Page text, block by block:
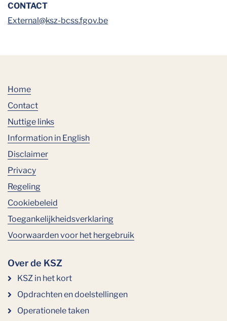
CONTACT
External@ksz-bcss.fgov.be
Home
Contact
Nuttige links
Information in English
Disclaimer
Privacy
Regeling
Cookiebeleid
Toegankelijkheidsverklaring
Voorwaarden voor het hergebruik
Over de KSZ
KSZ in het kort
Opdrachten en doelstellingen
Operationele taken